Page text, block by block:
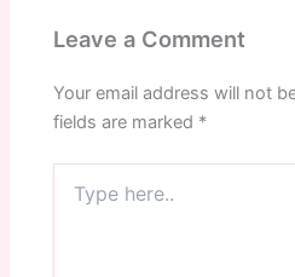
Leave a Comment
Your email address will not
fields are marked *
here..